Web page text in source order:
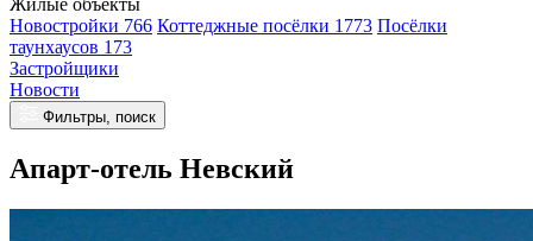
Жилые объекты
Новостройки 766 Коттеджные посёлки 1773 Посёлки
таунхаусов 173
Застройщики
Новости
Фильтры, поиск
Апарт-отель Невский